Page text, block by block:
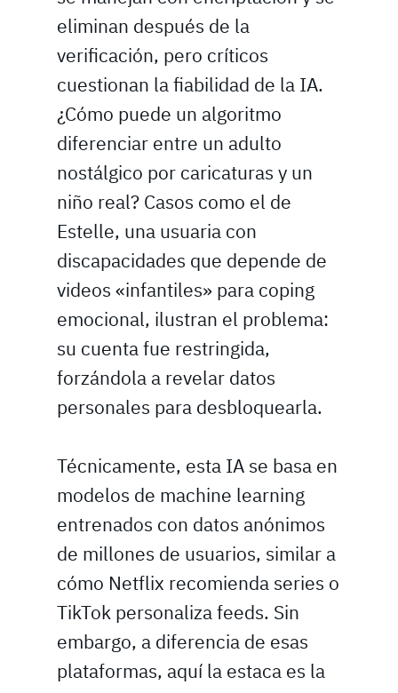
eliminan después de la
verificación, pero críticos
cuestionan la fiabilidad de la IA.
¿Cómo puede un algoritmo
diferenciar entre un adulto
nostálgico por caricaturas y un
niño real? Casos como el de
Estelle, una usuaria con
discapacidades que depende de
videos «infantiles» para coping
emocional, ilustran el problema:
su cuenta fue restringida,
forzándola a revelar datos
personales para desbloquearla.
Técnicamente, esta IA se basa en
modelos de machine learning
entrenados con datos anónimos
de millones de usuarios, similar a
cómo Netflix recomienda series o
TikTok personaliza feeds. Sin
embargo, a diferencia de esas
plataformas, aquí la estaca es la